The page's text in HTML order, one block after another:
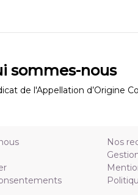
sommes-nous
de l'Appellation d’Origine
Nos